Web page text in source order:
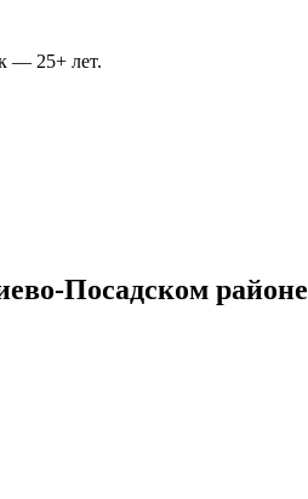
— 25+ лет.
Посадском районе